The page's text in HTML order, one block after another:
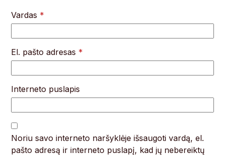
Vardas *
El. pašto adresas *
Interneto puslapis
Noriu savo interneto naršyklėje išsaugoti vardą, el.
pašto adresą ir interneto puslapį, kad jų nebereiktų